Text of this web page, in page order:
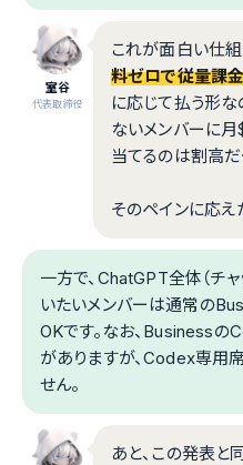
室谷
代表取締役
これが面白い仕
料ゼロで従量課
に応じて払う形
ないメンバーに
当てるのは割高だ
そのペインに応え
一方で、ChatGPT全体（チ
いたいメンバーは通常の
OKです。なお、Business
がありますが、Codex専用
せん。
あと、この発表